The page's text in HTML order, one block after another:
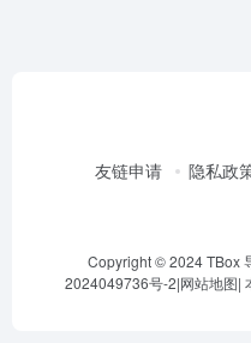
友链申请 隐私政
Copyright © 2024 TBox
2024049736号-2|网站地图|